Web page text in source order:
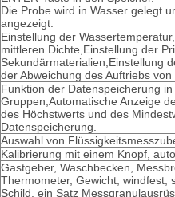
Die Probe wird in Wasser gelegt
angezeigt.
Einstellung der
mittleren Dichte,Einstellung der
Sekundärmaterialien,Einstellung
der Abweichung des Auftriebs
Funktion der Datenspeicherung in
Gruppen;Automatische Anzeige
des Höchstwerts und des
Datenspeicherung.
Auswahl von
Kalibrierung mit einem Knopf,
Gastgeber, Waschbecken,
Thermometer, Gewicht, windfest,
Schild, ein Satz